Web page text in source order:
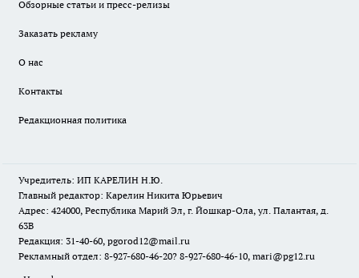
Обзорные статьи и пресс-релизы
Заказать рекламу
О нас
Контакты
Редакционная политика
Учредитель: ИП КАРЕЛИН Н.Ю.
Главный редактор: Карелин Никита Юрьевич
Адрес: 424000, Республика Марий Эл, г. Йошкар-Ола, ул. Палантая, д.
63В
Редакция: 31-40-60, pgorod12@mail.ru
Рекламный отдел: 8-927-680-46-20? 8-927-680-46-10, mari@pg12.ru